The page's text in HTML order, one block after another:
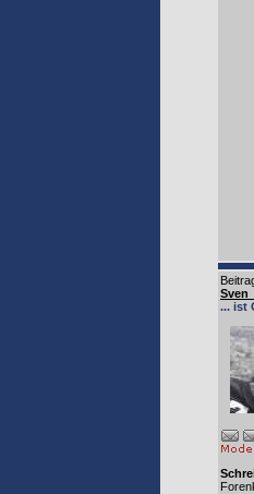
... ist